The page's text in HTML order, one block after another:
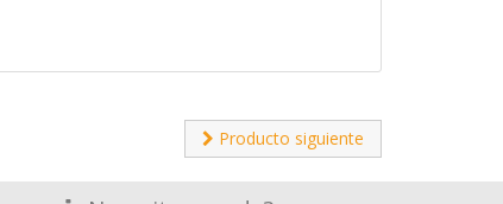
Producto siguiente